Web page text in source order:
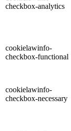
checkbox-analytics
cookielawinfo-
checkbox-functional
cookielawinfo-
checkbox-necessary